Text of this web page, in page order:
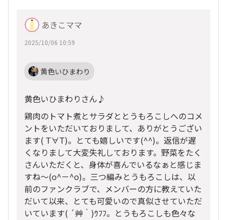
あきこママ
2025/10/06 10:59
黄色いひまわり
黄色いひまわりさん♪
鶏肉のトマト煮とサラダととうもろこしへのコメ
ントをいただいておりまして、ありがとうござい
ます( T∀T)。とても嬉しいです(^^)。返信が遅
くなりまして大変失礼しております。野菜をたく
さんいただくと、身体が喜んでいるなぁと感じま
すね～(o^－^o)。三つ編みとうもろこしは、以
前のファンクラブで、メンバーの方に教えていた
だいて以来、とても可愛いので真似させていただ
いています( ´艸｀)ｳﾌﾌ。とうもろこしも色々な